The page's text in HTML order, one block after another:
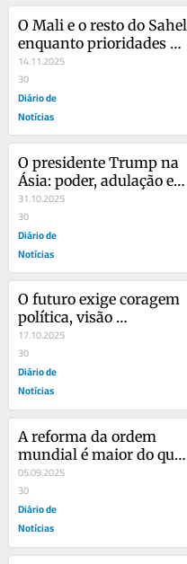
O Mali e o resto do Sahel
enquanto prioridades
ignoradas pela
geopolítica europeia
14.11.2025
30
Diário de
Notícias
O presidente Trump na
Ásia: poder, adulação e
arrumação de forças
numa nova era
31.10.2025
30
Diário de
Notícias
O futuro exige coragem
política, visão
estratégica e uma ONU
que seja respeitada
17.10.2025
30
Diário de
Notícias
A reforma da ordem
mundial é maior do que
a China
05.09.2025
30
Diário de
Notícias